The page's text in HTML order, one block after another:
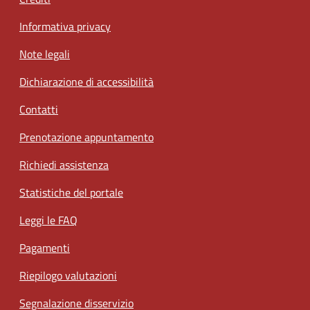
Informativa privacy
Note legali
Dichiarazione di accessibilità
Contatti
Prenotazione appuntamento
Richiedi assistenza
Statistiche del portale
Leggi le FAQ
Pagamenti
Riepilogo valutazioni
Segnalazione disservizio